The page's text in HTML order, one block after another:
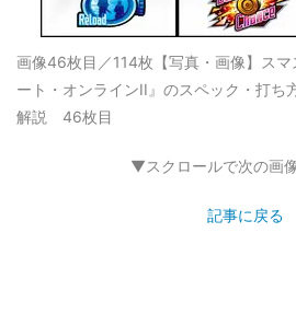
画像46枚目／114枚 【写真・画像】ス
ート・オンラインII』のスペック・打ち
解説 46枚目
▼スクロールで次の画
記事に戻る